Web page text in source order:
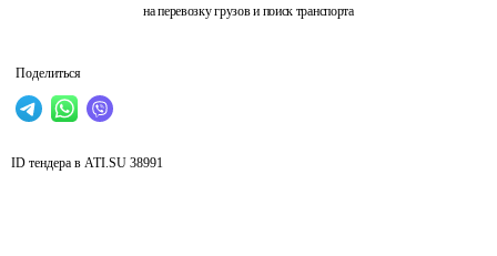
на перевозку грузов и поиск транспорта
Поделиться
ID тендера в ATI.SU 38991